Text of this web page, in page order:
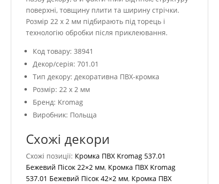
поверхні, товщину плити та ширину стрічки.
Розмір 22 x 2 мм підбирають під торець і
технологію обробки після приклеювання.
Код товару: 38941
Декор/серія: 701.01
Тип декору: декоративна ПВХ-кромка
Розмір: 22 x 2 мм
Бренд: Kromag
Виробник: Польща
Схожі декори
Схожі позиції: Кромка ПВХ Kromag 537.01
Бежевий Пісок 22×2 мм, Кромка ПВХ Kromag
537.01 Бежевий Пісок 42×2 мм, Кромка ПВХ